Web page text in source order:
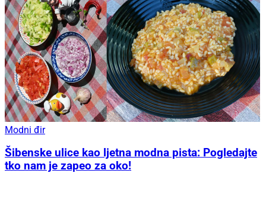
Modni đir
Šibenske ulice kao ljetna modna pista: Pogledajte
tko nam je zapeo za oko!